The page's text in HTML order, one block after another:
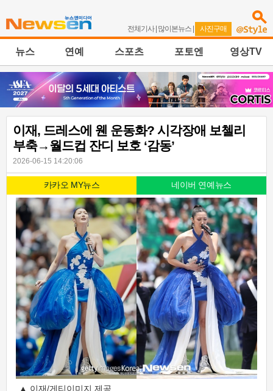
전체기사| 많이본뉴스 | 사진구매
뉴스 연예 스포츠 포토엔 영상TV
이재, 드레스에 웬 운동화? 시각장애 보첼리
부축→월드컵 잔디 보호 ‘감동’
2026-06-15 14:20:06
카카오 MY뉴스 네이버 연예뉴스
▲ 이재/게티이미지 제공